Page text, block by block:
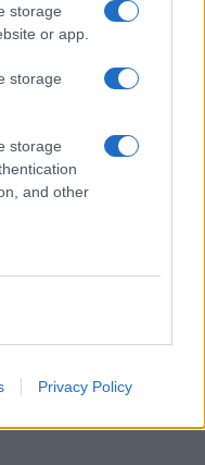
storage
or app.
storage
storage
and other
Privacy Policy